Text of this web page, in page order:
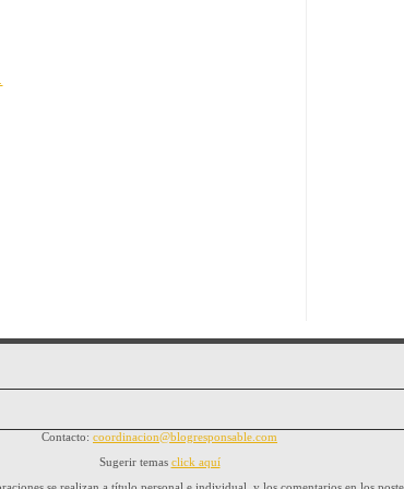
Contacto: coordinacion@blogresponsable.com
Sugerir temas click aquí